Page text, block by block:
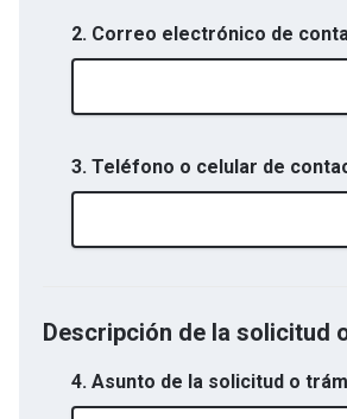
2. Correo electrónico de
3. Teléfono o celular de
Descripción de la solicitud
4. Asunto de la solicitud o